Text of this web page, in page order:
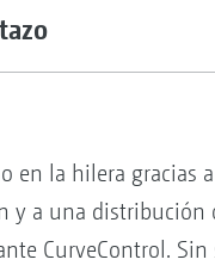
en la hilera gracias
y a una distribución
CurveControl.